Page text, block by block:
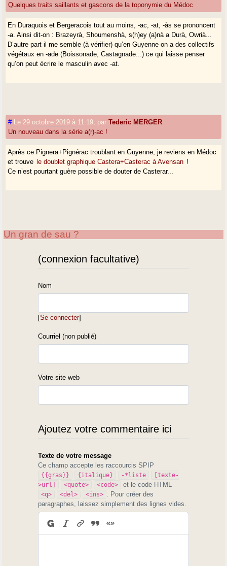
Quelques traits saillants et gascons de la toponymie du Médoc
En Duraquois et Bergeracois tout au moins, -ac, -at, -às se prononcent
-a. Ainsi dit-on : Brazeyrà, Shoumenshà, s(h)ey (a)nà a Durà, Owrià...
D’autre part il me semble (à vérifier) qu’en Guyenne on a des collectifs
végétaux en -ade (Boissonade, Castagnade...) ce qui laisse penser
qu’on peut écrire le masculin avec -at.
# Le 29 octobre 2019 à 11:19 parTederic MERGER
Un nouveau dans la série a(r)-ac !
Après ce Pignera+Pignérac troublant en Guyenne, je reviens en Médoc
et trouve le doublet graphique Castera+Casterac à Avensan !
Ce n’est pourtant guère possible de douter de Casterar...
Un gran de sau ?
(connexion facultative)
Nom
[Se connecter]
Courriel (non publié)
Votre site web
Ajoutez votre commentaire ici
Texte de votre message
Ce champ accepte les raccourcis SPIP
{{gras}} {italique} -*liste
[texte-
>url]
<quote> <code> et le code HTML
<q> <del> <ins>
. Pour créer des
paragraphes, laissez simplement des lignes vides.